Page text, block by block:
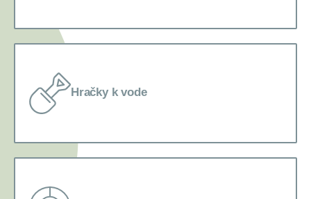
Hračky k vode